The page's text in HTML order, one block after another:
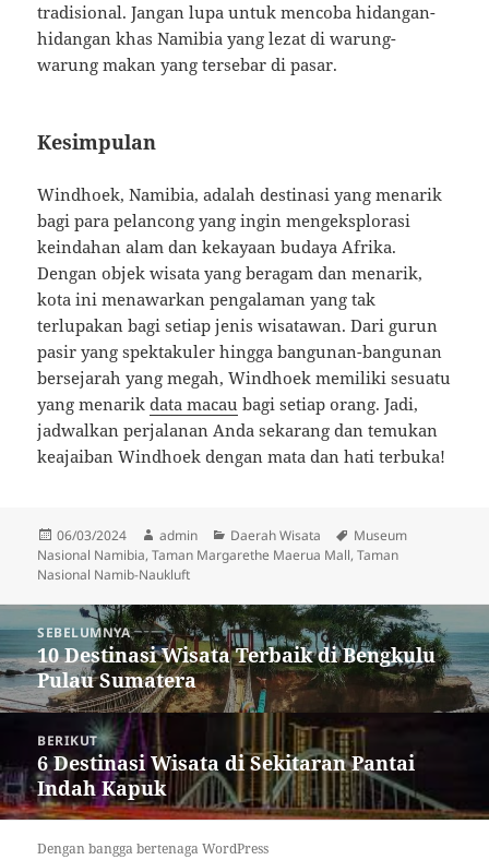
tradisional. Jangan lupa untuk mencoba hidangan-
hidangan khas Namibia yang lezat di warung-
warung makan yang tersebar di pasar.
Kesimpulan
Windhoek, Namibia, adalah destinasi yang menarik
bagi para pelancong yang ingin mengeksplorasi
keindahan alam dan kekayaan budaya Afrika.
Dengan objek wisata yang beragam dan menarik,
kota ini menawarkan pengalaman yang tak
terlupakan bagi setiap jenis wisatawan. Dari gurun
pasir yang spektakuler hingga bangunan-bangunan
bersejarah yang megah, Windhoek memiliki sesuatu
yang menarikdata macau bagi setiap orang. Jadi,
jadwalkan perjalanan Anda sekarang dan temukan
keajaiban Windhoek dengan mata dan hati terbuka!
Diposkan
pada
06/03/2024 Penulis
admin Kategori
Daerah Wisata Tag
Museum
Nasional Namibia,Taman Margarethe Maerua Mall,Taman
Nasional Namib-Naukluft
SEBELUMNYA
Pos
sebelumnya:
10 Destinasi Wisata Terbaik di Bengkulu
Pulau Sumatera
BERIKUT
Pos
berikutnya:
6 Destinasi Wisata di Sekitaran Pantai
Indah Kapuk
Dengan bangga bertenaga WordPress